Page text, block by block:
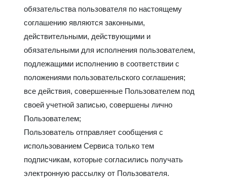
обязательства пользователя по настоящему
соглашению являются законными,
действительными, действующими и
обязательными для исполнения пользователем,
подлежащими исполнению в соответствии с
положениями пользовательского соглашения;
все действия, совершенные Пользователем под
своей учетной записью, совершены лично
Пользователем;
Пользователь отправляет сообщения с
использованием Сервиса только тем
подписчикам, которые согласились получать
электронную рассылку от Пользователя.